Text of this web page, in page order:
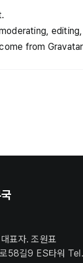
from Gravatar
표자. 조원표
로58길9 ES타워